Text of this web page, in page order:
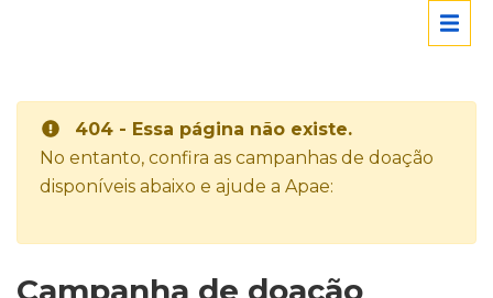
404 - Essa página não existe.
No entanto, confira as campanhas de doação
disponíveis abaixo e ajude a Apae:
Campanha de doação